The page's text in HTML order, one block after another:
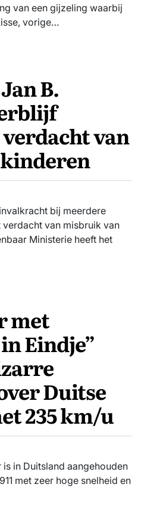
van een gijzeling waarbij
vorige…
B.
van
bij meerdere
van misbruik van
Ministerie heeft het
met
Eindje”
Duitse
235 km/u
in Duitsland aangehouden
met zeer hoge snelheid en